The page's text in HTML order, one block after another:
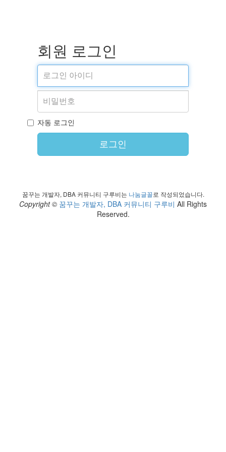
회원 로그인
자동 로그인
로그인
꿈꾸는 개발자, DBA 커뮤니티 구루비는 나눔글꼴로 작성되었습니다.
Copyright © 꿈꾸는 개발자, DBA 커뮤니티 구루비 All Rights
Reserved.